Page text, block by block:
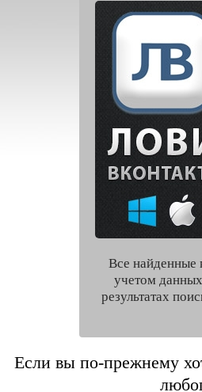
Все найденные
учетом
результатах
Если вы по-прежнему